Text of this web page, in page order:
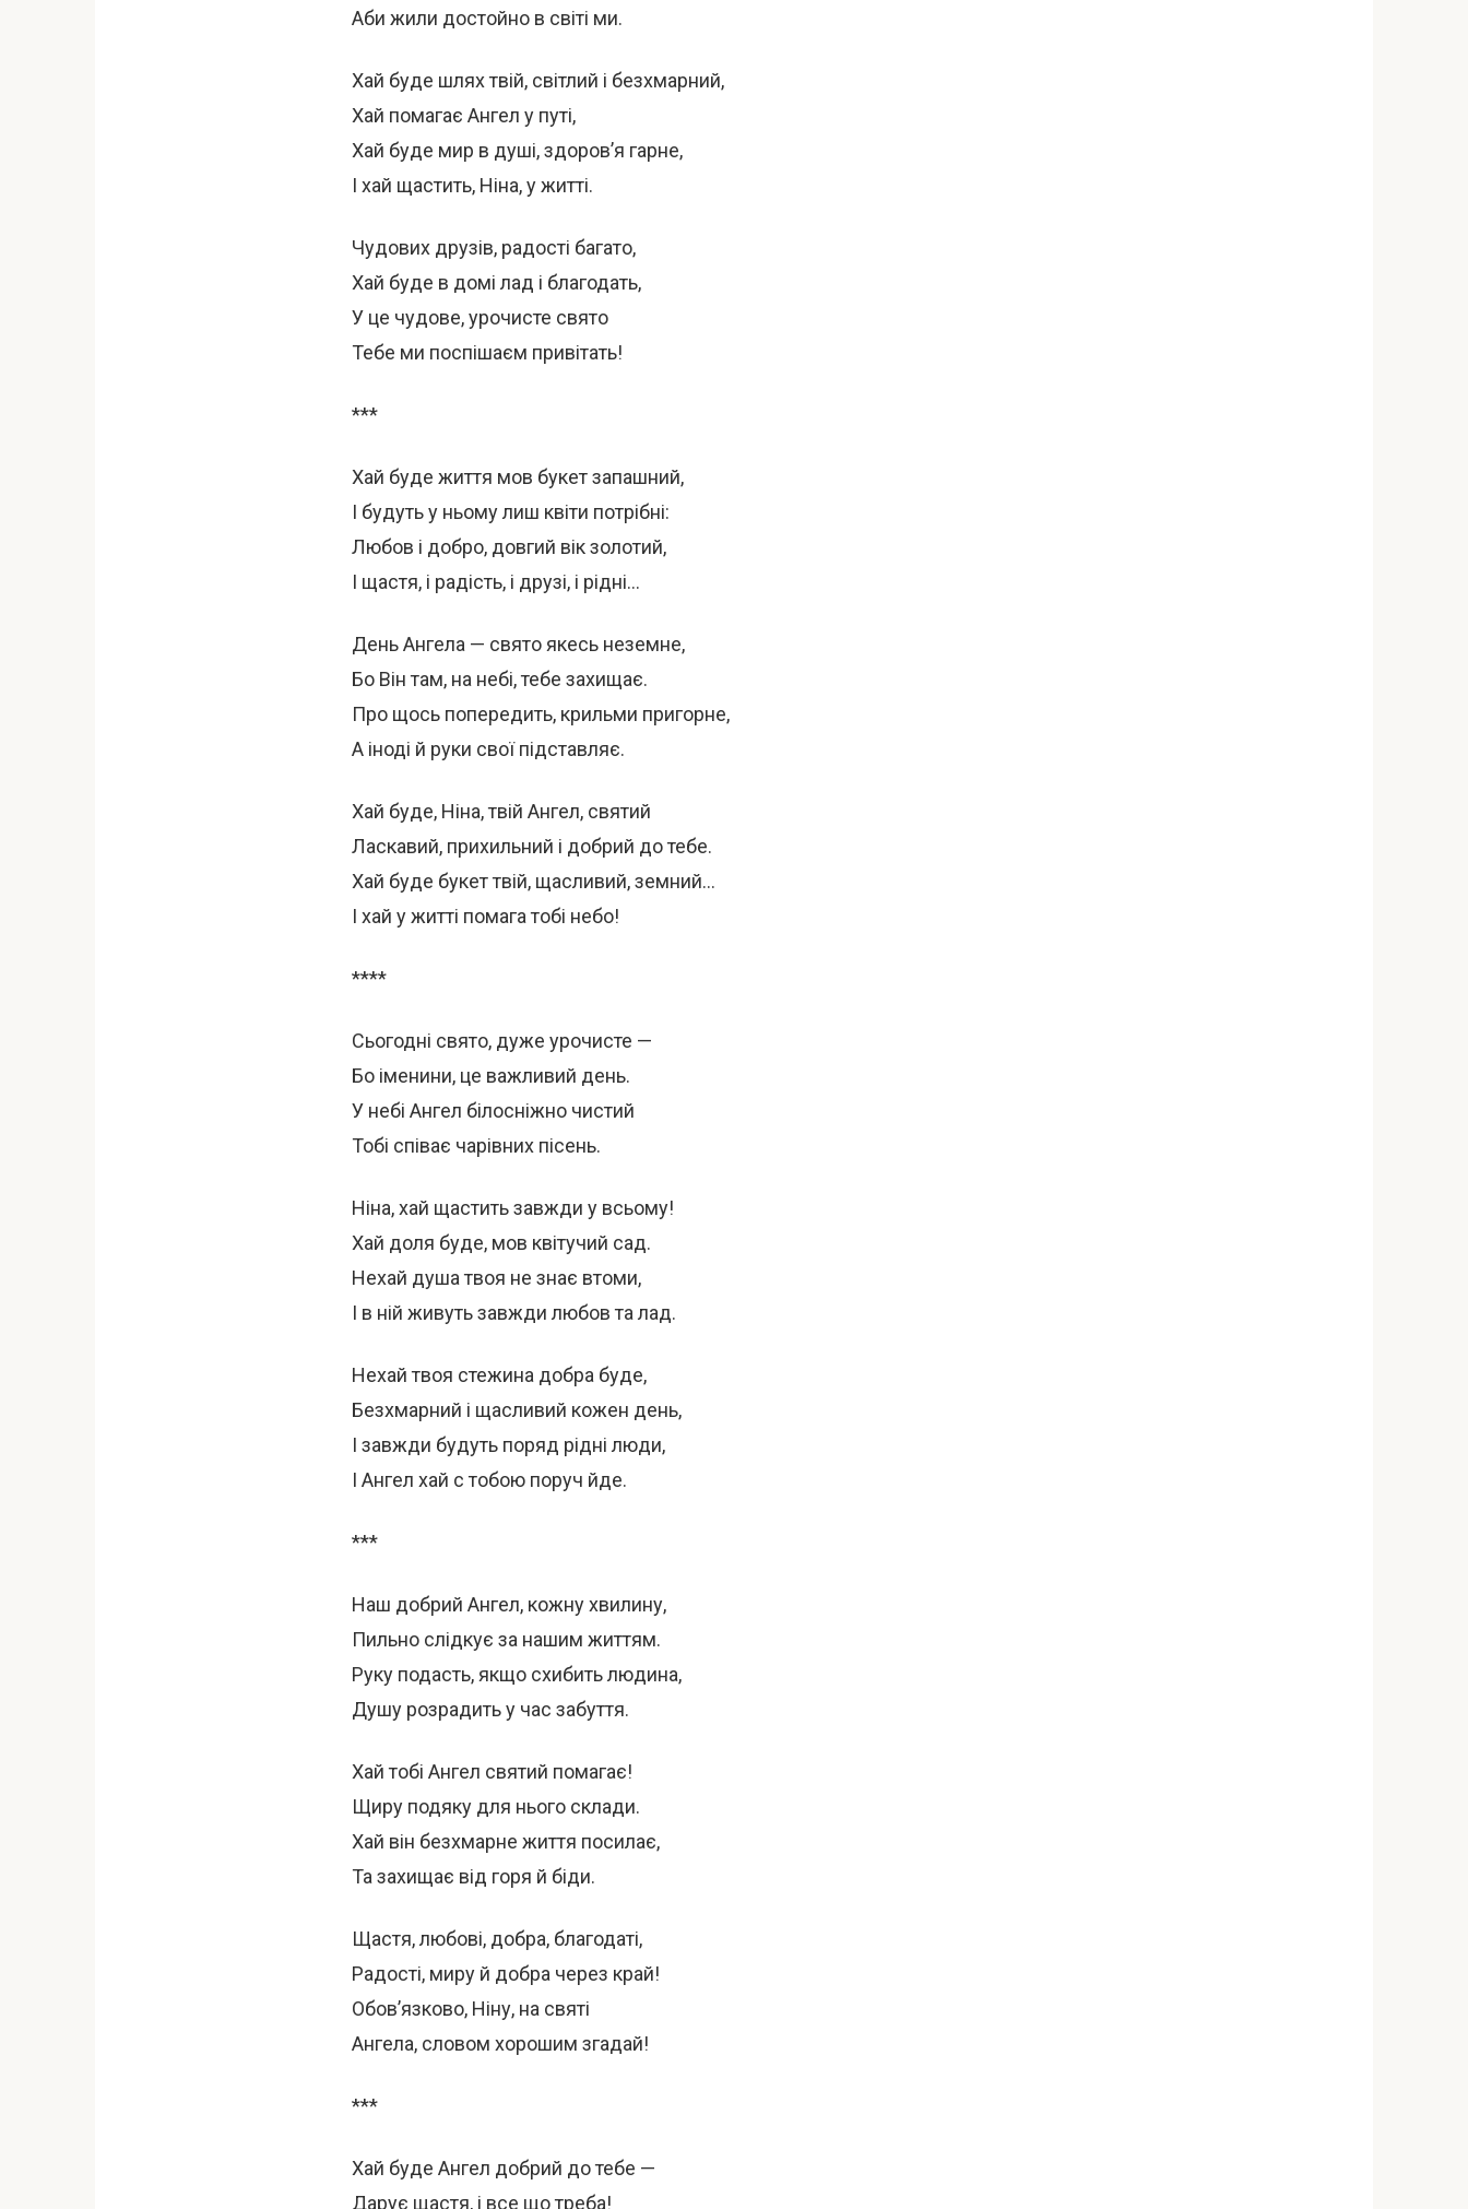
Аби жили достойно в світі ми.
Хай буде шлях твій, світлий і безхмарний,
Хай помагає Ангел у путі,
Хай буде мир в душі, здоров’я гарне,
І хай щастить, Ніна, у житті.
Чудових друзів, радості багато,
Хай буде в домі лад і благодать,
У це чудове, урочисте свято
Тебе ми поспішаєм привітать!
***
Хай буде життя мов букет запашний,
І будуть у ньому лиш квіти потрібні:
Любов і добро, довгий вік золотий,
І щастя, і радість, і друзі, і рідні…
День Ангела — свято якесь неземне,
Бо Він там, на небі, тебе захищає.
Про щось попередить, крильми пригорне,
А іноді й руки свої підставляє.
Хай буде, Ніна, твій Ангел, святий
Ласкавий, прихильний і добрий до тебе.
Хай буде букет твій, щасливий, земний…
І хай у житті помага тобі небо!
****
Сьогодні свято, дуже урочисте —
Бо іменини, це важливий день.
У небі Ангел білосніжно чистий
Тобі співає чарівних пісень.
Ніна, хай щастить завжди у всьому!
Хай доля буде, мов квітучий сад.
Нехай душа твоя не знає втоми,
І в ній живуть завжди любов та лад.
Нехай твоя стежина добра буде,
Безхмарний і щасливий кожен день,
І завжди будуть поряд рідні люди,
І Ангел хай с тобою поруч йде.
***
Наш добрий Ангел, кожну хвилину,
Пильно слідкує за нашим життям.
Руку подасть, якщо схибить людина,
Душу розрадить у час забуття.
Хай тобі Ангел святий помагає!
Щиру подяку для нього склади.
Хай він безхмарне життя посилає,
Та захищає від горя й біди.
Щастя, любові, добра, благодаті,
Радості, миру й добра через край!
Обов’язково, Ніну, на святі
Ангела, словом хорошим згадай!
***
Хай буде Ангел добрий до тебе —
Дарує щастя, і все що треба!